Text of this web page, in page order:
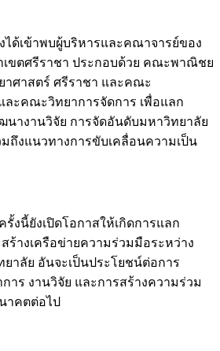
ด้เข้าพบผู้บริหารและคณาจารย์ของ
เขตศรีราชา ประกอบด้วย คณะพาณิชย
ศาสตร์ ศรีราชา และคณะ
ละคณะวิทยาการจัดการ เพื่อแลก
างานวิจัย การจัดอันดับมหาวิทยาลัย
วมถึงแนวทางการขับเคลื่อนความเป็น
รั้งนี้ยังเปิดโอกาสให้เกิดการแลก
ร้างเครือข่ายความร่วมมือระหว่าง
าลัย อันจะเป็นประโยชน์ต่อการ
ร งานวิจัย และการสร้างความร่วม
าคตต่อไป